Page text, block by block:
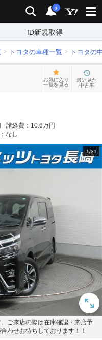
検索 通知
i
ID新規取得
トヨタの車種一覧 トヨタの
お気に入り
一覧を見る
最近見た
中古車
諸経費： 10.6万円
なし
1/21
ご来店の際は在庫確認・来店予
わせお待ちしております！！